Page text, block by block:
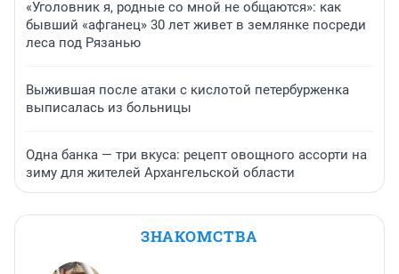
«Уголовник я, родные со мной не общаются»: как
бывший «афганец» 30 лет живет в землянке посреди
леса под Рязанью
Выжившая после атаки с кислотой петербурженка
выписалась из больницы
Одна банка — три вкуса: рецепт овощного ассорти на
зиму для жителей Архангельской области
ЗНАКОМСТВА